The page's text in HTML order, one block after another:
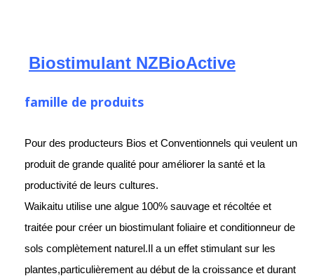
Biostimulant NZBioActive
famille de produits
Pour des producteurs Bios et Conventionnels qui veulent un
produit de grande qualité pour améliorer la santé et la
productivité de leurs cultures.
Waikaitu utilise une algue 100% sauvage et récoltée et
traitée pour créer un biostimulant foliaire et conditionneur de
sols complètement naturel.Il a un effet stimulant sur les
plantes,particulièrement au début de la croissance et durant